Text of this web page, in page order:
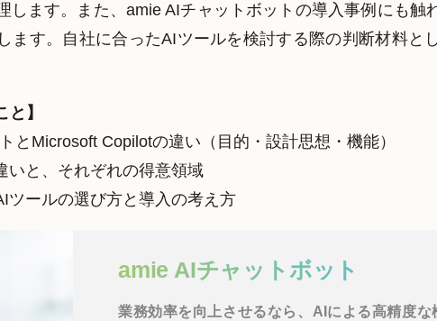
します。また、amie AIチャットボットの導入事例にも触
ます。自社に合ったAIツールを検討する際の判断材料と
と】
とMicrosoft Copilotの違い（目的・設計思想・機能）
いと、それぞれの得意領域
ツールの選び方と導入の考え方
amie AIチャットボット
業務効率を向上させるなら、AIによる高精度